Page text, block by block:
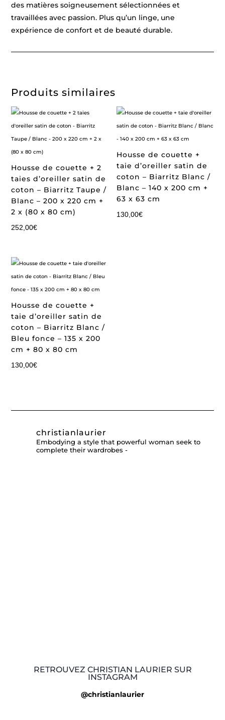
des matières soigneusement sélectionnées et
travaillées avec passion. Plus qu’un linge, une
expérience de confort et de beauté durable.
Produits similaires
Housse de couette + 2
taies d’oreiller satin de
coton – Biarritz Taupe /
Blanc – 200 x 220 cm +
2 x (80 x 80 cm)
252,00€
Housse de couette +
taie d’oreiller satin de
coton – Biarritz Blanc /
Blanc – 140 x 200 cm +
63 x 63 cm
130,00€
Housse de couette +
taie d’oreiller satin de
coton – Biarritz Blanc /
Bleu fonce – 135 x 200
cm + 80 x 80 cm
130,00€
christianlaurier
Embodying a style that powerful woman seek to
complete their wardrobes -
RETROUVEZ CHRISTIAN LAURIER SUR
INSTAGRAM
@christianlaurier